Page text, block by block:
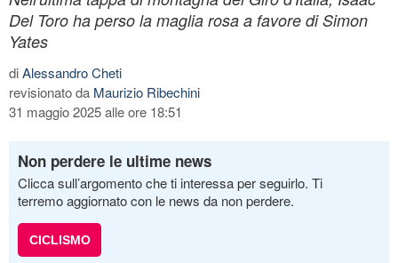
Del Toro ha perso la maglia rosa a favore di Simon
Yates
diAlessandro Cheti
revisionato da Maurizio Ribechini
31 maggio 2025 alle ore 18:51
Non perdere le ultime news
Clicca sull’argomento che ti interessa per seguirlo. Ti
terremo aggiornato con le news da non perdere.
CICLISMO